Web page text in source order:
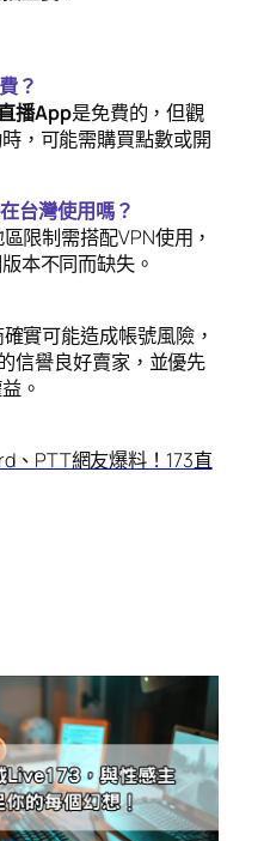
？
播App是免費的，但觀
，可能需購買點數或開
台灣使用嗎？
限制需搭配VPN使用，
本不同而缺失。
實可能造成帳號風險，
信譽良好賣家，並優先
。
、PTT網友爆料！173直